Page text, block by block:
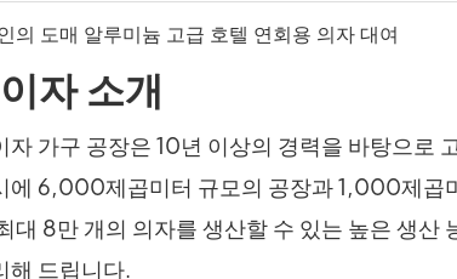
자 소개
자 가구 공장은 10년 이상의 경력을 바탕으로
에 6,000제곱미터 규모의 공장과 1,000제곱
대 8만 개의 의자를 생산할 수 있는 높은 생
해 드립니다.